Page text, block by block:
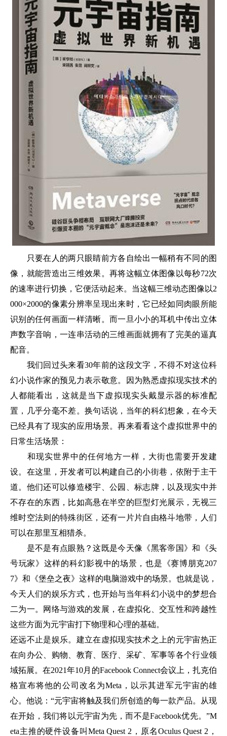
只要在人的两只眼睛前方各自绘出一幅稍有不同的图
像，就能营造出三维效果。再将这幅立体图像以每秒72次
的速率进行切换，它便活动起来。当这幅三维动态图像以2
000×2000的像素分辨率呈现出来时，它已经如同肉眼所能
识别的任何画面一样清晰。而一旦小小的耳机中传出立体
声数字音响，一连串活动的三维画面就拥有了完美的逼真
配音。
我们回过头来看30年前的这段文字，不得不对这位科
幻小说作家的预见力表示敬意。因为熟悉虚拟现实技术的
人都能看出，这就是当下虚拟现实头戴显示器的标准配
置，几乎分毫不差。换句话说，当年的科幻想象，在今天
已经具有了现实的应用场景。再来看看这个虚拟世界中的
日常生活场景：
和现实世界中的任何地方一样，大街也需要开发建
设。在这里，开发者可以构建自己的小街巷，依附于主干
道。他们还可以修造楼宇、公园、标志牌，以及现实中并
不存在的东西，比如高悬在半空的巨型灯光展示，无视三
维时空法则的特殊街区，还有一片片自由格斗地带，人们
可以在那里互相猎杀。
是不是有点眼熟？这既是今天像《黑客帝国》和《头
号玩家》这样的科幻影视中的场景，也是《赛博朋克207
7》和《堡垒之夜》这样的电脑游戏中的场景。也就是说，
今天人们的娱乐方式，也开始与当年科幻小说中的梦想合
二为一。网络与游戏的发展，在虚拟化、交互性和跨越性
这些方面为元宇宙打下物理和心理的基础。
还远不止是娱乐。建立在虚拟现实技术之上的元宇宙热正
在向办公、购物、教育、医疗、采矿、军事等各个行业领
域拓展。在2021年10月的Facebook Connect会议上，扎克伯
格宣布将他的公司改名为Meta，以示其进军元宇宙的雄
心。他说：“元宇宙将触及我们所创造的每一款产品。从现
在开始，我们将以元宇宙为先，而不是Facebook优先。”M
eta主推的硬件设备叫Meta Quest 2，原名Oculus Quest 2，